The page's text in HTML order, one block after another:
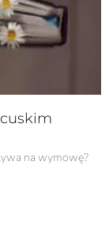
na wymowę?